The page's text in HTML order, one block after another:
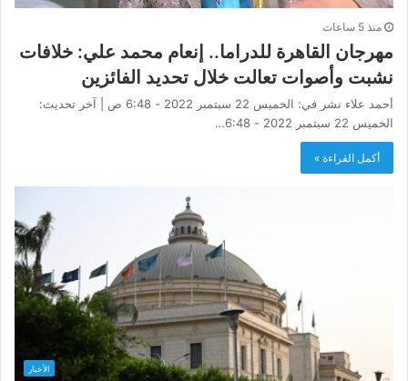
منذ 5 ساعات
مهرجان القاهرة للدراما.. إنعام محمد علي: خلافات
نشبت وأصوات تعالت خلال تحديد الفائزين
أحمد علاء نشر في: الخميس 22 سبتمبر 2022 - 6:48 ص | آخر تحديث:
الخميس 22 سبتمبر 2022 - 6:48…
أكمل القراءة »
الأخبار